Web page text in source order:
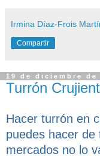
Irmina Díaz-Frois
Compartir
19 de diciembre de
Turrón
Hacer turrón en
puedes hacer
mercados no lo